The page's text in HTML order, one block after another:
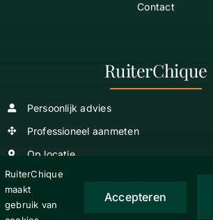
Contact
RuiterChique
Persoonlijk advies
Professioneel aanmeten
Op locatie
Copyright
RuiterChique
maakt
gebruik van
Accepteren